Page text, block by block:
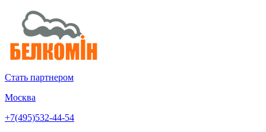
Стать партнером
Москва
+7(495)532-44-54